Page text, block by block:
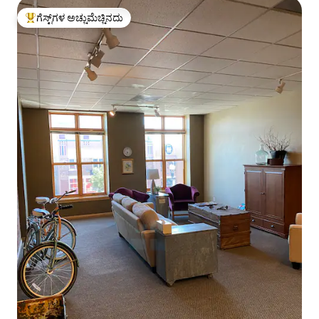
ಗೆಸ್ಟ್‌ಗಳಿಗೆ ಅತಿ ಹೆಚ್ಚು ಅಚ್ಚುಮೆಚ್ಚಿನದು
ಗೆಸ್ಟ್‌ಗಳ ಅಚ್ಚುಮೆಚ್ಚಿನದು